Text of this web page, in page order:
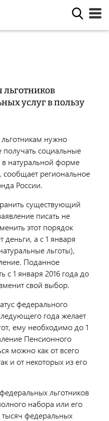
льготников
услуг в пользу
нужно
получать социальные
в натуральной форме
сообщает региональное
России.
существующий
писать не
этот порядок
деньги, а с 1 января
льготы),
Поданное
с 1 января 2016 года до
свой выбор.
федерального
года желает
ему необходимо до 1
Пенсионного
можно как от всего
и от некоторых из его
льготников
набора или его
тысяч федеральных